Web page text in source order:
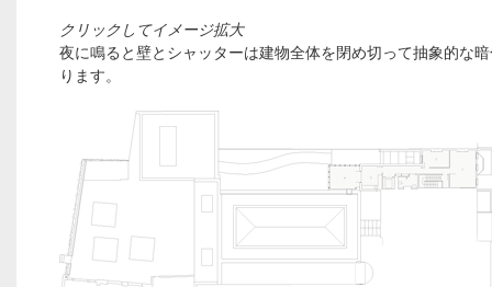
クリックしてイメージ拡大
夜に鳴ると壁とシャッターは建物全体を閉め切って抽象的な
ります。